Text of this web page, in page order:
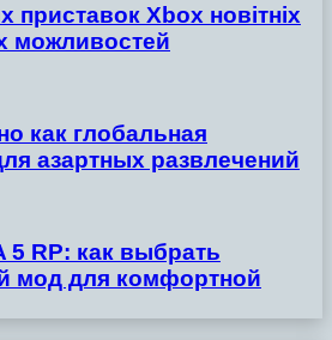
приставок Xbox новітніх
можливостей
как глобальная
азартных развлечений
5 RP: как выбрать
мод для комфортной